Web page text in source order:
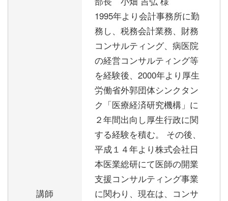
講師
1995年より会計事務所に勤
務し、税務会計業務、財務
コンサルティング、病医院
の経営コンサルティング等
を経験後、2000年より厚生
労働省外郭団体シンクタン
ク「医療経済研究機構」に
２年間出向し厚生行政に関
する経験を積む。 その後、
平成１４年より株式会社日
本医業総研にて医師の開業
支援コンサルティング事業
に関わり、現在は、コンサ